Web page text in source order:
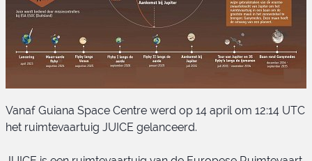
JUICE
Vanaf Guiana Space Centre werd op 14 april om 12:14 UTC
het ruimtevaartuig JUICE gelanceerd.